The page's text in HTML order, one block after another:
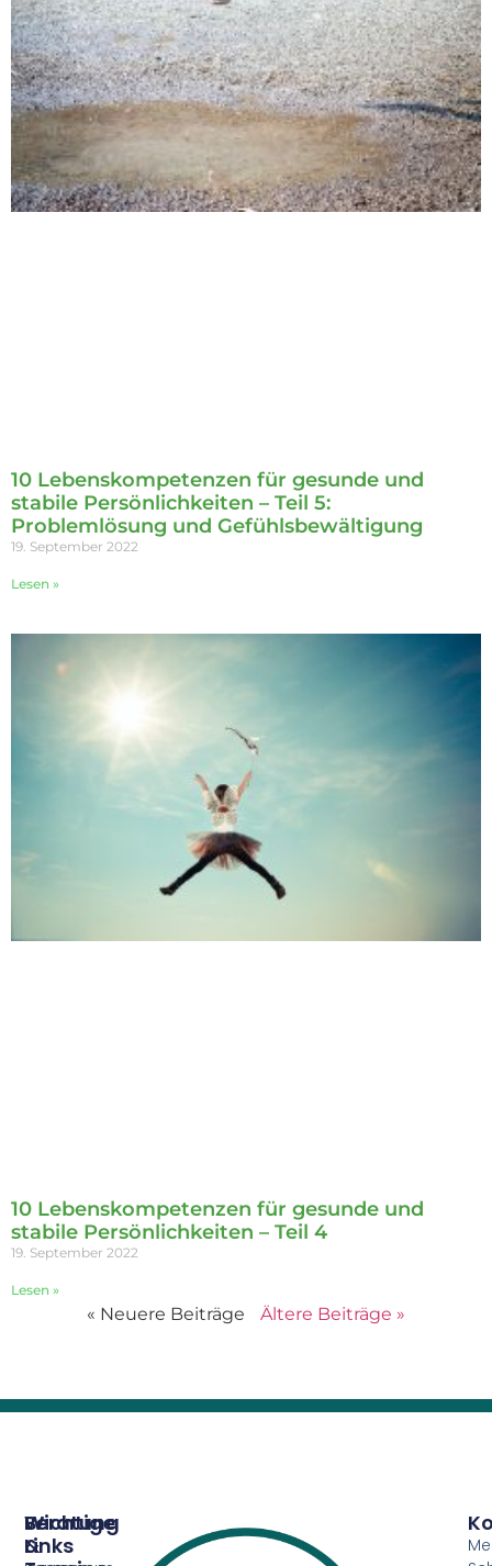
10 Lebenskompetenzen für gesunde und
stabile Persönlichkeiten – Teil 5:
Problemlösung und Gefühlsbewältigung
19. September 2022
Lesen »
10 Lebenskompetenzen für gesunde und
stabile Persönlichkeiten – Teil 4
19. September 2022
Lesen »
« Neuere Beiträge Ältere Beiträge »
Beratung
&
Wichtige
Links